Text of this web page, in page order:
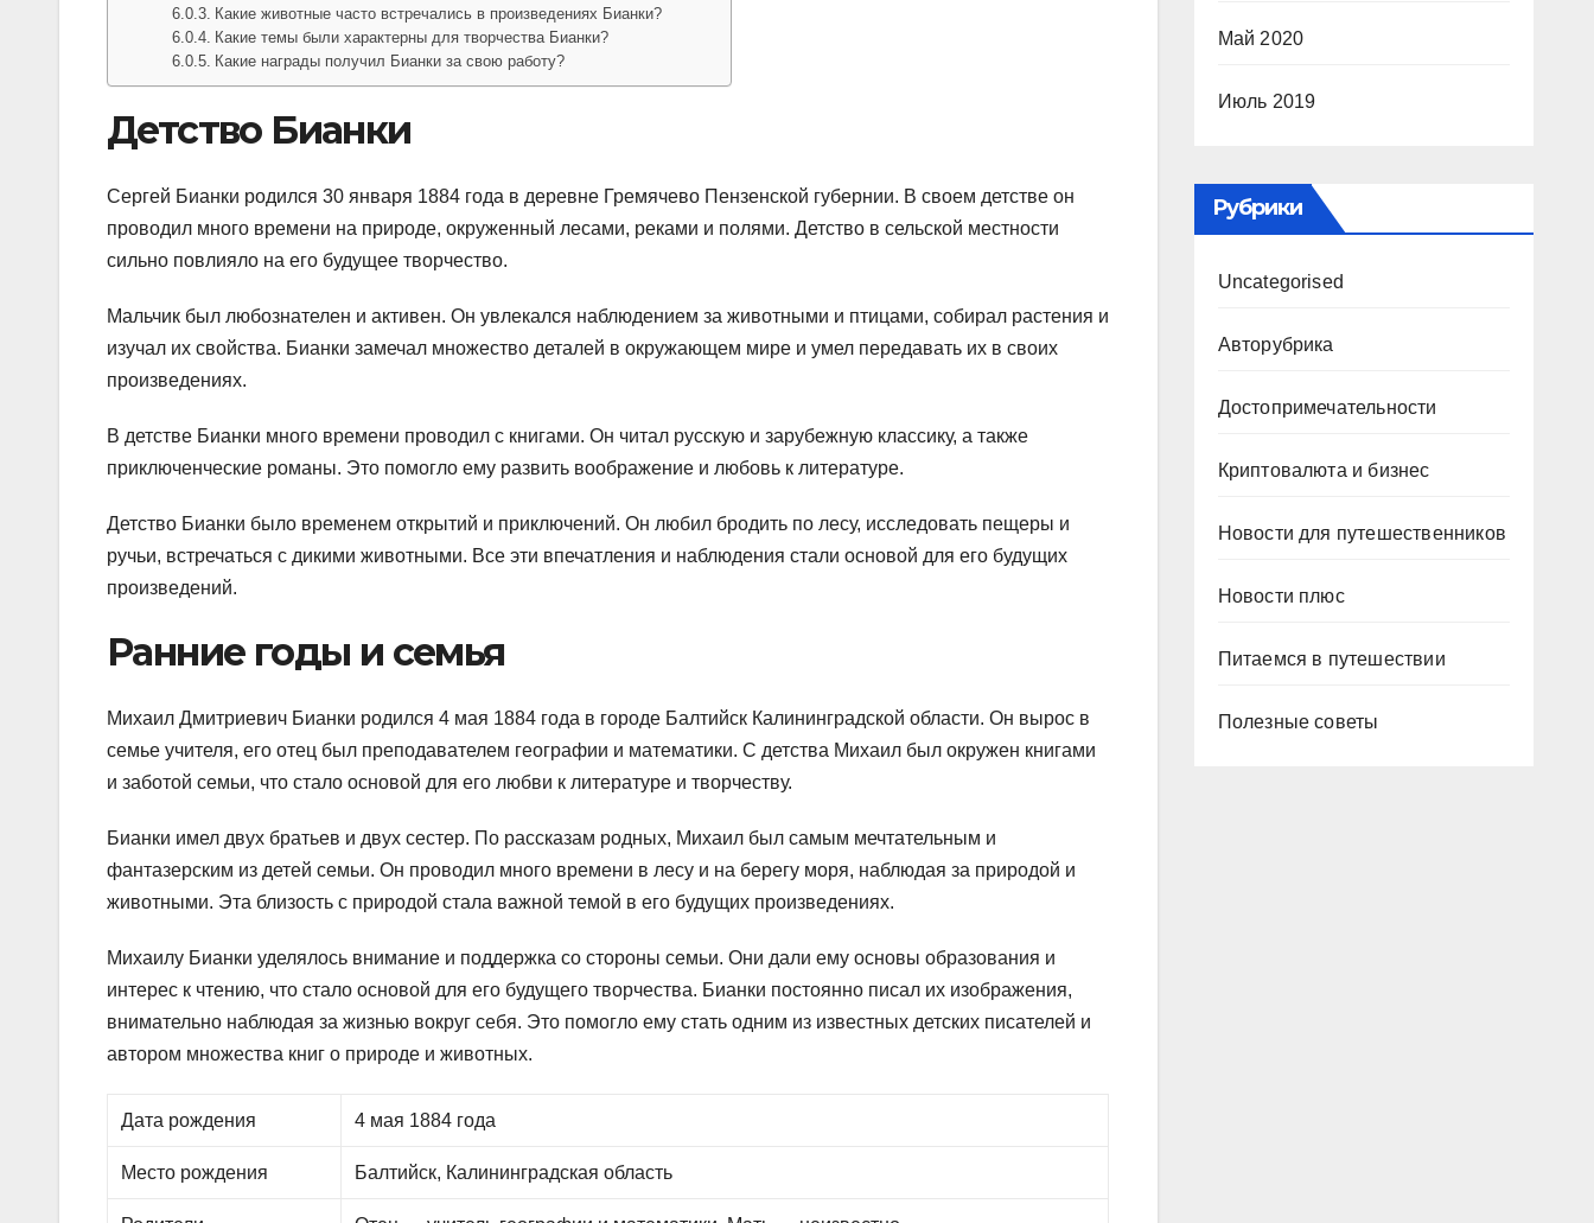
Какие животные часто встречались в произведениях Бианки?
Какие темы были характерны для творчества Бианки?
Какие награды получил Бианки за свою работу?
Детство Бианки
Сергей Бианки родился 30 января 1884 года в деревне Гремячево Пензенской губернии. В своем детстве он
проводил много времени на природе, окруженный лесами, реками и полями. Детство в сельской местности
сильно повлияло на его будущее творчество.
Мальчик был любознателен и активен. Он увлекался наблюдением за животными и птицами, собирал растения и
изучал их свойства. Бианки замечал множество деталей в окружающем мире и умел передавать их в своих
произведениях.
В детстве Бианки много времени проводил с книгами. Он читал русскую и зарубежную классику, а также
приключенческие романы. Это помогло ему развить воображение и любовь к литературе.
Детство Бианки было временем открытий и приключений. Он любил бродить по лесу, исследовать пещеры и
ручьи, встречаться с дикими животными. Все эти впечатления и наблюдения стали основой для его будущих
произведений.
Ранние годы и семья
Михаил Дмитриевич Бианки родился 4 мая 1884 года в городе Балтийск Калининградской области. Он вырос в
семье учителя, его отец был преподавателем географии и математики. С детства Михаил был окружен книгами
и заботой семьи, что стало основой для его любви к литературе и творчеству.
Бианки имел двух братьев и двух сестер. По рассказам родных, Михаил был самым мечтательным и
фантазерским из детей семьи. Он проводил много времени в лесу и на берегу моря, наблюдая за природой и
животными. Эта близость с природой стала важной темой в его будущих произведениях.
Михаилу Бианки уделялось внимание и поддержка со стороны семьи. Они дали ему основы образования и
интерес к чтению, что стало основой для его будущего творчества. Бианки постоянно писал их изображения,
внимательно наблюдая за жизнью вокруг себя. Это помогло ему стать одним из известных детских писателей и
автором множества книг о природе и животных.
Дата рождения 4 мая 1884 года
Место рождения Балтийск, Калининградская область
Май 2020
Июль 2019
Рубрики
Uncategorised
Авторубрика
Достопримечательности
Криптовалюта и бизнес
Новости для путешественников
Новости плюс
Питаемся в путешествии
Полезные советы